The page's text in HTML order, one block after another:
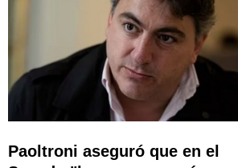
Paoltroni aseguró que en el